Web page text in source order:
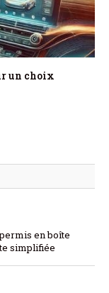
un choix
en boîte
simplifiée